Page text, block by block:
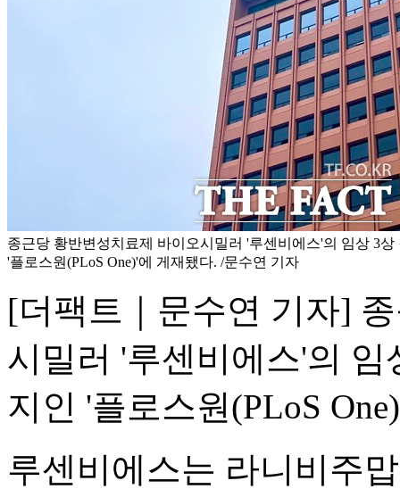
종근당 황반변성치료제 바이오시밀러 '루센비에스'의 임상 3
'플로스원(PLoS One)'에 게재됐다. /문수연 기자
[더팩트｜문수연 기자]
시밀러 '루센비에스'의
지인 '플로스원(PLoS
루센비에스는 라니비주